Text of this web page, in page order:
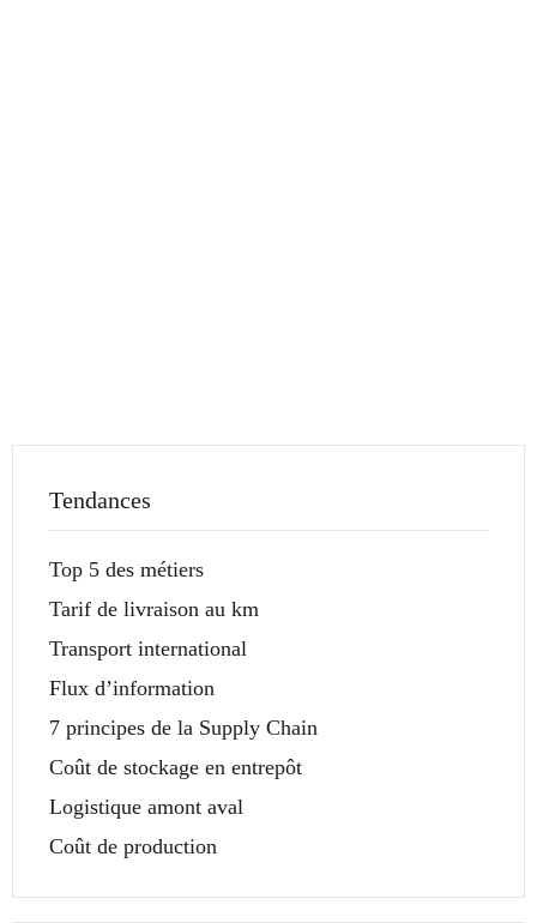
Tendances
Top 5 des métiers
Tarif de livraison au km
Transport international
Flux d’information
7 principes de la Supply Chain
Coût de stockage en entrepôt
Logistique amont aval
Coût de production